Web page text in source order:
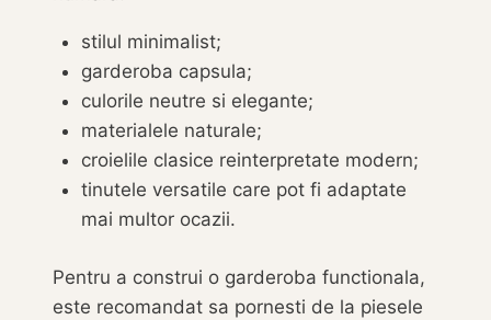
stilul minimalist;
garderoba capsula;
culorile neutre si elegante;
materialele naturale;
croielile clasice reinterpretate modern;
tinutele versatile care pot fi adaptate
mai multor ocazii.
Pentru a construi o garderoba functionala,
este recomandat sa pornesti de la piesele